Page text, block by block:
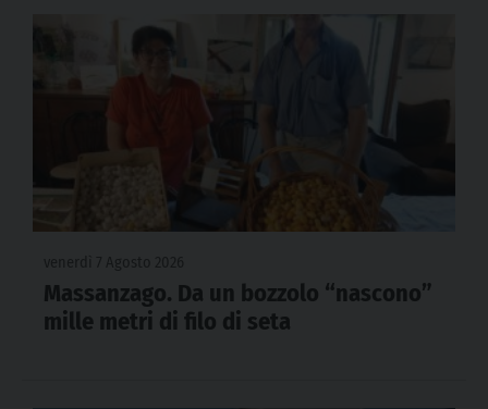
Massanzago. Da un bozzolo “nascono”
mille metri di filo di seta